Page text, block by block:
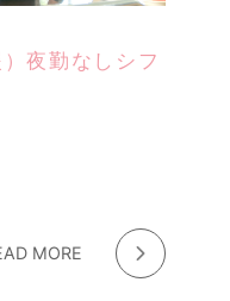
夜勤なしシフ
MORE